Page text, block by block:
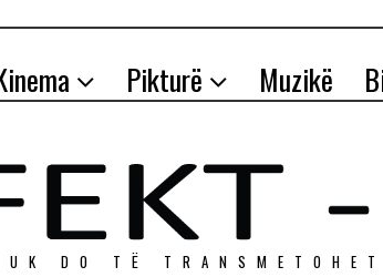
Pikturë Muzikë
DO TЁ TRANSMETOHET